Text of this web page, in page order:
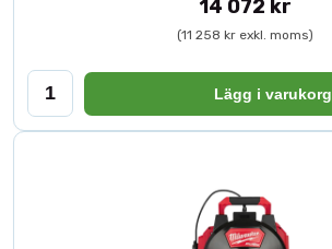
14 072 kr
(11 258 kr exkl. moms)
Lägg i varukorg